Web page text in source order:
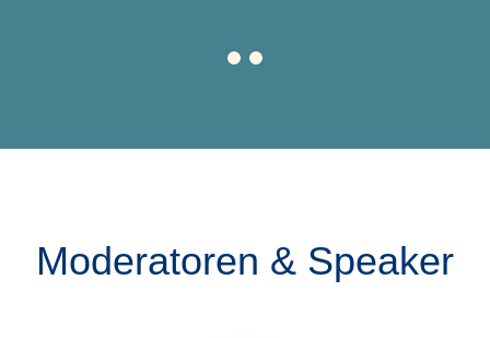
Moderatoren & Speaker